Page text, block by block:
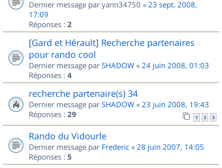
Dernier message par yann34750 « 23 sept. 2008,
17:09
Réponses : 2
[Gard et Hérault] Recherche partenaires
pour rando cool
Dernier message par SHADOW « 24 juin 2008, 01:03
Réponses : 4
recherche partenaire(s) 34
Dernier message par SHADOW « 23 juin 2008, 19:43
Réponses : 29 1 2 3
Rando du Vidourle
Dernier message par Frederic « 28 juin 2007, 14:05
Réponses : 5